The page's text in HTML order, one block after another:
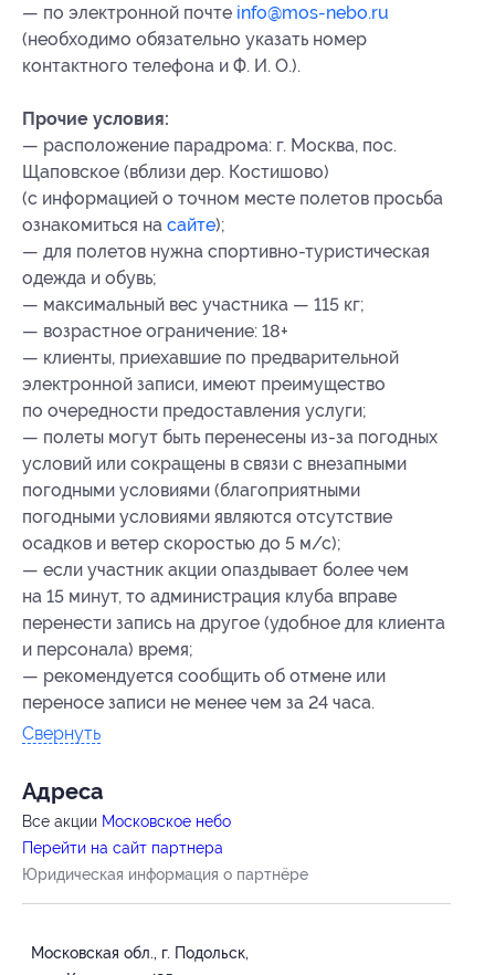
— по электронной почте info@mos-nebo.ru
(необходимо обязательно указать номер
контактного телефона и Ф. И. О.).
Прочие условия:
— расположение парадрома: г. Москва, пос.
Щаповское (вблизи дер. Костишово)
(с информацией о точном месте полетов просьба
ознакомиться на сайте);
— для полетов нужна спортивно-туристическая
одежда и обувь;
— максимальный вес участника — 115 кг;
— возрастное ограничение: 18+
— клиенты, приехавшие по предварительной
электронной записи, имеют преимущество
по очередности предоставления услуги;
— полеты могут быть перенесены из-за погодных
условий или сокращены в связи с внезапными
погодными условиями (благоприятными
погодными условиями являются отсутствие
осадков и ветер скоростью до 5 м/с);
— если участник акции опаздывает более чем
на 15 минут, то администрация клуба вправе
перенести запись на другое (удобное для клиента
и персонала) время;
— рекомендуется сообщить об отмене или
переносе записи не менее чем за 24 часа.
Свернуть
Адресa
Все акции Московское небо
Перейти на сайт партнера
Юридическая информация о партнёре
Московская обл., г. Подольск,